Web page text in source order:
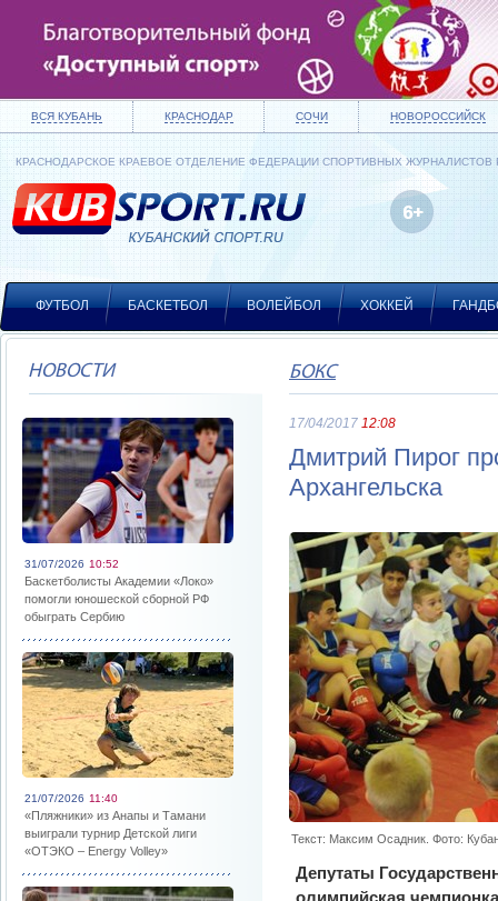
ВСЯ КУБАНЬ КРАСНОДАР СОЧИ НОВОРОССИЙСК
КРАСНОДАРСКОЕ КРАЕВОЕ ОТДЕЛЕНИЕ ФЕДЕРАЦИИ СПОРТИВНЫХ ЖУРНАЛИСТОВ
ФУТБОЛ БАСКЕТБОЛ ВОЛЕЙБОЛ ХОККЕЙ
НОВОСТИ
31/07/2026 10:52
Баскетболисты Академии «Локо»
помогли юношеской сборной РФ
обыграть Сербию
21/07/2026 11:40
«Пляжники» из Анапы и Тамани
выиграли турнир Детской лиги
«ОТЭКО – Energy Volley»
БОКС
17/04/2017 12:08
Дмитрий Пирог
Архангельска
Текст: Максим Осадник. Фото:
Депутаты
олимпийская